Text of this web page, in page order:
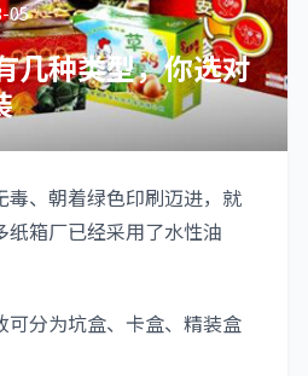
05
几种类型，你选对
、朝着绿色印刷迈进，就
箱厂已经采用了水性油
分为坑盒、卡盒、精装盒